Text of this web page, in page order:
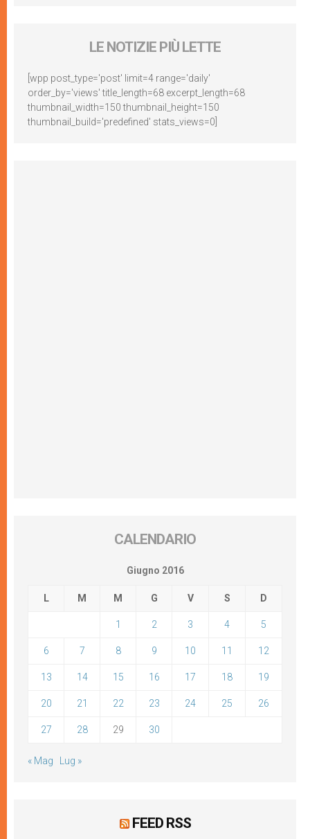
LE NOTIZIE PIÙ LETTE
[wpp post_type='post' limit=4 range='daily'
order_by='views' title_length=68 excerpt_length=68
thumbnail_width=150 thumbnail_height=150
thumbnail_build='predefined' stats_views=0]
CALENDARIO
Giugno 2016
L M M G V S D
1 2 3 4 5
6 7 8 9 10 11 12
13 14 15 16 17 18 19
20 21 22 23 24 25 26
27 28 29 30
« Mag Lug »
FEED RSS